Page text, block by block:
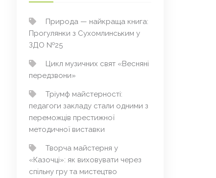
Природа — найкраща книга:
Прогулянки з Сухомлинським у
ЗДО №25
Цикл музичних свят «Весняні
передзвони»
Тріумф майстерності:
педагоги закладу стали одними з
переможців престижної
методичної виставки
Творча майстерня у
«Казочці»: як виховувати через
спільну гру та мистецтво